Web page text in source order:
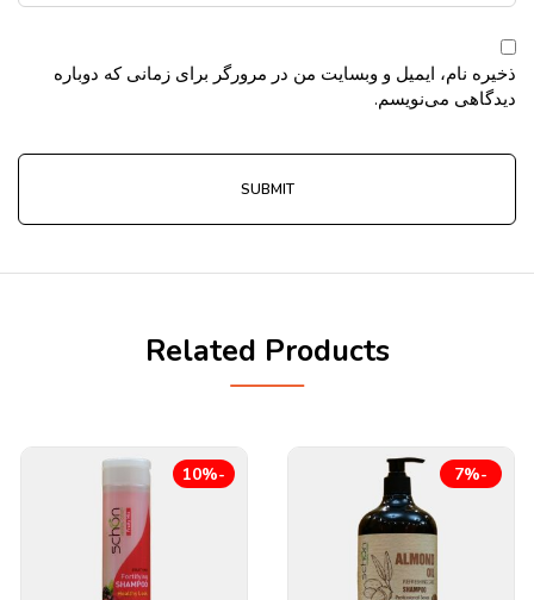
ذخیره نام، ایمیل و وبسایت من در مرورگر برای زمانی که دوباره
دیدگاهی می‌نویسم.
Related Products
-7%
-10%